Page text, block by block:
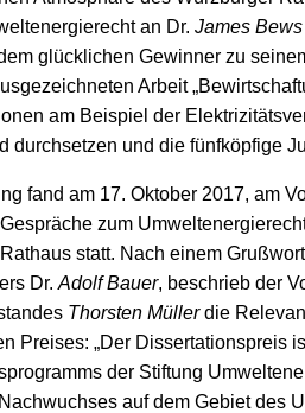
an Dr. James Bews
glücklichen Gewinner zu
Arbeit
am Beispiel der
durchsetzen und die fünfköpfige
fand am 17. Oktober 2017, am
zum
statt. Nach einem
Dr. Adolf Bauer, beschrieb der
Thorsten Müllerdie
Preises: „Der Dissertationspreis
der Stiftung
auf dem Gebiet des